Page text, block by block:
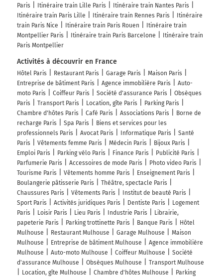
Paris
Itinéraire train Lille Paris
Itinéraire train Nantes Paris
Itinéraire train Paris Lille
Itinéraire train Rennes Paris
Itinéraire
train Paris Nice
Itinéraire train Paris Rouen
Itinéraire train
Montpellier Paris
Itinéraire train Paris Barcelone
Itinéraire train
Paris Montpellier
Activités à découvrir en France
Hôtel Paris Restaurant Paris Garage Paris
Maison Paris
Entreprise de bâtiment Paris
Agence immobilière Paris
Auto-
moto Paris
Coiffeur Paris Société d'assurance Paris
Obsèques
Paris
Transport Paris Location, gîte Paris
Parking Paris
Chambre d'hôtes Paris
Café Paris Associations Paris
Borne de
recharge Paris
Spa Paris
Biens et services pour les
professionnels Paris
Avocat Paris Informatique Paris
Santé
Paris
Vêtements femme Paris Médecin Paris
Bijoux Paris
Emploi Paris
Parking vélo Paris Finance Paris
Publicité Paris
Parfumerie Paris
Accessoires de mode Paris
Photo video Paris
Tourisme Paris
Vêtements homme Paris
Enseignement Paris
Boulangerie pâtisserie Paris
Théâtre, spectacle Paris
Chaussures Paris
Vêtements Paris
Institut de beauté Paris
Sport Paris
Activités juridiques Paris Dentiste Paris
Logement
Paris
Loisir Paris Lieu Paris Industrie Paris
Librairie,
papeterie Paris
Parking trottinette Paris Banque Paris
Hôtel
Mulhouse
Restaurant Mulhouse Garage Mulhouse
Maison
Mulhouse
Entreprise de bâtiment Mulhouse
Agence immobilière
Mulhouse
Auto-moto Mulhouse Coiffeur Mulhouse
Société
d'assurance Mulhouse
Obsèques Mulhouse
Transport Mulhouse
Location, gîte Mulhouse
Chambre d'hôtes Mulhouse
Parking